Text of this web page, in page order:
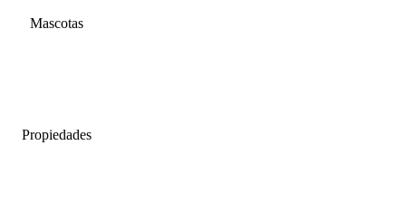
Mascotas
Propiedades